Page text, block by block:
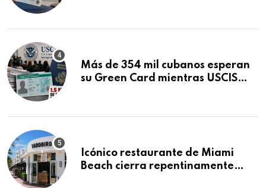
Más de 354 mil cubanos esperan
su Green Card mientras USCIS
Icónico restaurante de Miami
Beach cierra repentinamente